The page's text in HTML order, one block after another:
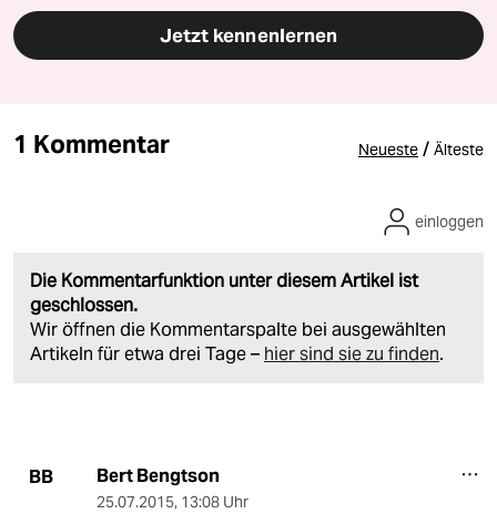
Jetzt kennenlernen
1 Kommentar Neueste / Älteste
Die Kommentarfunktion unter diesem Artikel ist
geschlossen.
Wir öffnen die Kommentarspalte bei ausgewählten
Artikeln für etwa drei Tage – hier sind sie zu finden.
einloggen
BB Bert Bengtson
25.07.2015, 13:08 Uhr